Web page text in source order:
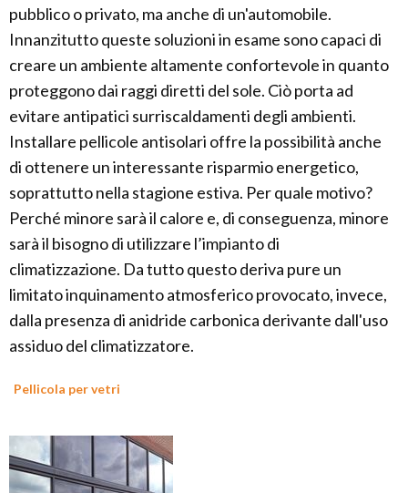
pubblico o privato, ma anche di un'automobile.
Innanzitutto queste soluzioni in esame sono capaci di
creare un ambiente altamente confortevole in quanto
proteggono dai raggi diretti del sole. Ciò porta ad
evitare antipatici surriscaldamenti degli ambienti.
Installare pellicole antisolari offre la possibilità anche
di ottenere un interessante risparmio energetico,
soprattutto nella stagione estiva. Per quale motivo?
Perché minore sarà il calore e, di conseguenza, minore
sarà il bisogno di utilizzare l’impianto di
climatizzazione. Da tutto questo deriva pure un
limitato inquinamento atmosferico provocato, invece,
dalla presenza di anidride carbonica derivante dall'uso
assiduo del climatizzatore.
Pellicola per vetri